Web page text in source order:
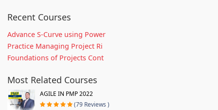
Recent Courses
Advance S-Curve using Power
Practice Managing Project Ri
Foundations of Projects Cont
Most Related Courses
AGILE IN PMP 2022
(79 Reviews )